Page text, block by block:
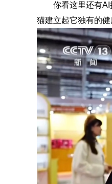
你看这里还有
猫建立起它独有的